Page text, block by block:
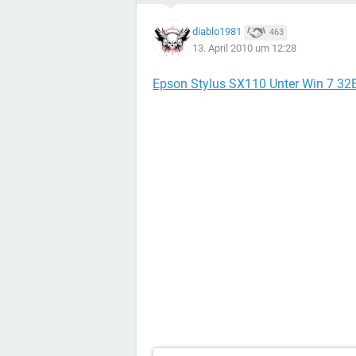
diablo1981 463
13. April 2010 um 12:28
Epson Stylus SX110 Unter Win 7